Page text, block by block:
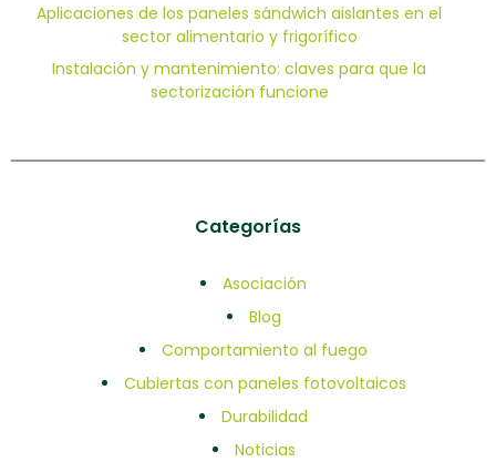
Aplicaciones de los paneles sándwich aislantes en el
sector alimentario y frigorífico
Instalación y mantenimiento: claves para que la
sectorización funcione
Categorías
Asociación
Blog
Comportamiento al fuego
Cubiertas con paneles fotovoltaicos
Durabilidad
Noticias